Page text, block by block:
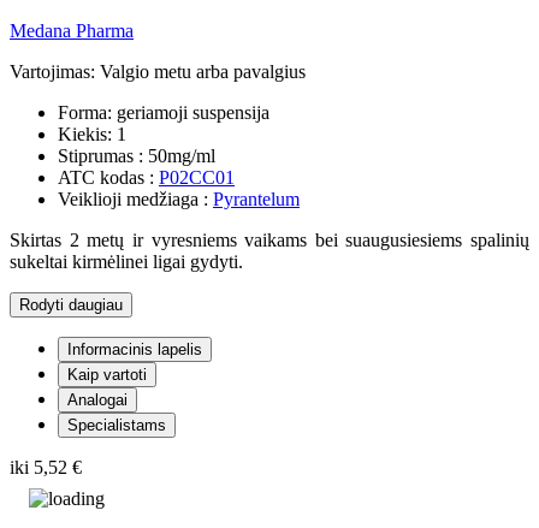
Medana Pharma
Vartojimas: Valgio metu arba pavalgius
Forma: geriamoji suspensija
Kiekis: 1
Stiprumas : 50mg/ml
ATC kodas : P02CC01
Veiklioji medžiaga : Pyrantelum
Skirtas 2 metų ir vyresniems vaikams bei suaugusiesiems spalinių
sukeltai kirmėlinei ligai gydyti.
Rodyti daugiau
Informacinis lapelis
Kaip vartoti
Analogai
Specialistams
iki 5,52 €